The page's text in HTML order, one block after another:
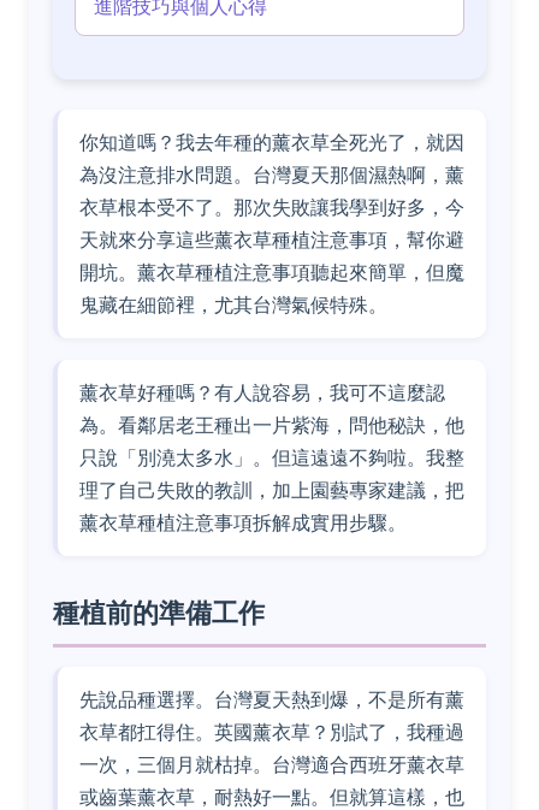
進階技巧與個人心得
你知道嗎？我去年種的薰衣草全死光了，就因
為沒注意排水問題。台灣夏天那個濕熱啊，薰
衣草根本受不了。那次失敗讓我學到好多，今
天就來分享這些薰衣草種植注意事項，幫你避
開坑。薰衣草種植注意事項聽起來簡單，但魔
鬼藏在細節裡，尤其台灣氣候特殊。
薰衣草好種嗎？有人說容易，我可不這麼認
為。看鄰居老王種出一片紫海，問他秘訣，他
只說「別澆太多水」。但這遠遠不夠啦。我整
理了自己失敗的教訓，加上園藝專家建議，把
薰衣草種植注意事項拆解成實用步驟。
種植前的準備工作
先說品種選擇。台灣夏天熱到爆，不是所有薰
衣草都扛得住。英國薰衣草？別試了，我種過
一次，三個月就枯掉。台灣適合西班牙薰衣草
或齒葉薰衣草，耐熱好一點。但就算這樣，也